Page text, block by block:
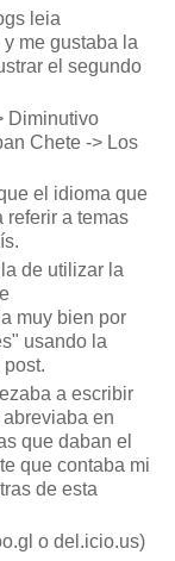
leia
me gustaba la
el segundo
Diminutivo
Chete -> Los
el idioma que
referir a temas
de utilizar la
muy bien por
usando la
a escribir
en
que daban el
que contaba mi
de esta
o del.icio.us)